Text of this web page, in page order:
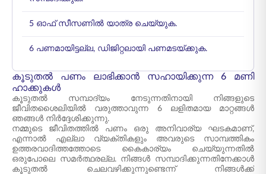
5 ഓഫ് സീസണിൽ യാത്ര ചെയ്യുക.
6 പണമായിട്ടല്ല, ഡിജിറ്റലായി പണമടയ്ക്കുക.
കൂടുതൽ പണം ലാഭിക്കാൻ സഹായിക്കുന്ന 6 മണി
ഹാക്കുകൾ
കൂടുതൽ സമ്പാദ്യം നേടുന്നതിനായി നിങ്ങളുടെ
ജീവിതശൈലിയിൽ വരുത്താവുന്ന 6 ലളിതമായ മാറ്റങ്ങൾ
ഞങ്ങൾ നിർദ്ദേശിക്കുന്നു.
നമ്മുടെ ജീവിതത്തിൽ പണം ഒരു അനിവാര്യ ഘടകമാണ്,
എന്നാൽ എല്ലാ വ്യക്തികളും അവരുടെ സാമ്പത്തികം
ഉത്തരവാദിത്തത്തോടെ കൈകാര്യം ചെയ്യുന്നതിൽ
ഒരുപോലെ സമർത്ഥരല്ല. നിങ്ങൾ സമ്പാദിക്കുന്നതിനേക്കാൾ
കൂടുതൽ ചെലവഴിക്കുന്നുണ്ടെന്ന് നിങ്ങൾക്ക്